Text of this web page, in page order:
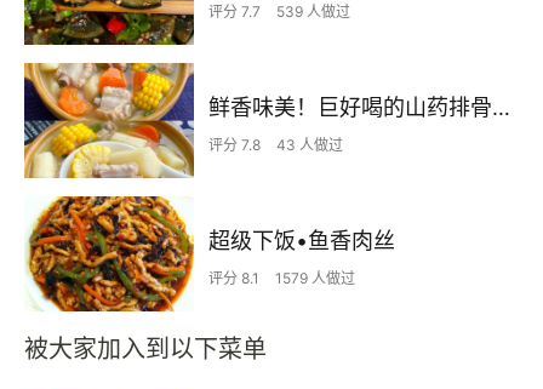
评分 7.7 539 人做过
鲜香味美！巨好喝的山药排骨汤！！
评分 7.8 43 人做过
超级下饭•鱼香肉丝
评分 8.1 1579 人做过
被大家加入到以下菜单